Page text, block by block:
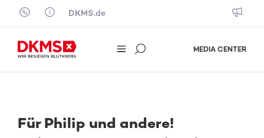
Skip to content
DKMS.de
MEDIA CENTER
Für Philip und andere!